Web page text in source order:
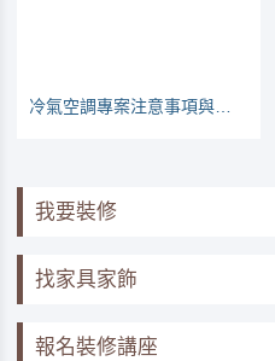
我要裝修
找家具家飾
報名裝修講座